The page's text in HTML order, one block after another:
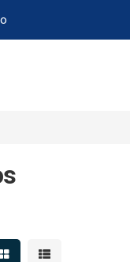
resultados em
Mostrar